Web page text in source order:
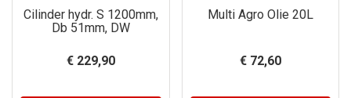
Cilinder hydr. S 1200mm,
Db 51mm, DW
€ 229,90
Multi Agro Olie 20L
€ 72,60